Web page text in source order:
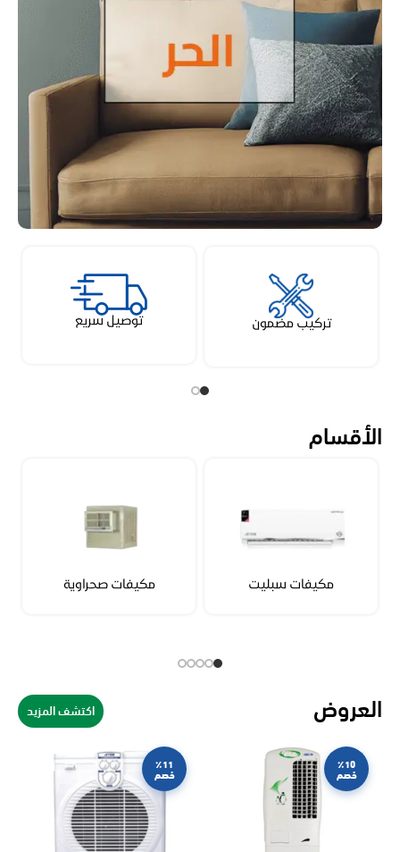
تركيب مضمون توصيل سريع
الأقسام
مكيفات سبليت مكيفات صحراوية
العروض اكتشف المزيد
٪10
خصم
٪11
خصم